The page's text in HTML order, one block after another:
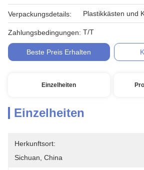
Verpackungsdetails: Plastikkästen und
Zahlungsbedingungen: T/T
Beste Preis Erhalten
Einzelheiten
Einzelheiten
Herkunftsort:
Sichuan, China